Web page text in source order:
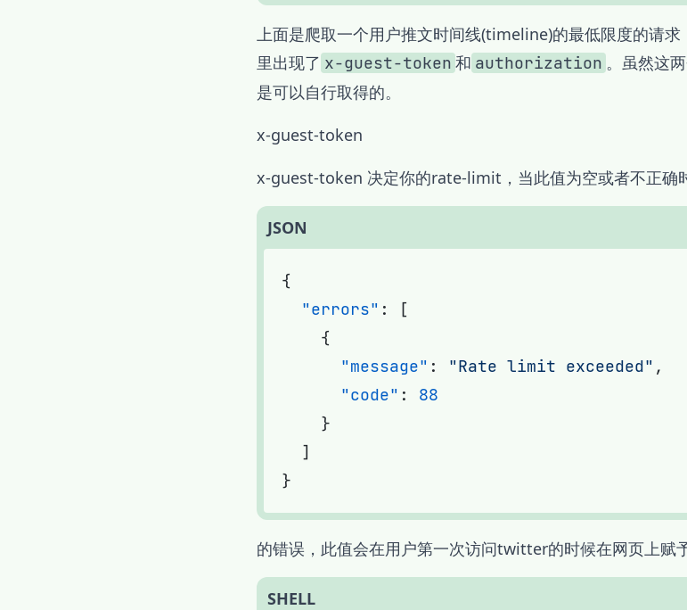
上面是爬取一个用户推文时间线(timeline)的最低限度的请
里出现了 x-guest-token 和 authorization 。虽然这
是可以自行取得的。
x-guest-token
x-guest-token 决定你的rate-limit，当此值为空或者不正确
JSON
  "errors"
      "message"
: "Rate limit exceeded"
      "code"
:
的错误，此值会在用户第一次访问twitter的时候在网页上赋
SHELL